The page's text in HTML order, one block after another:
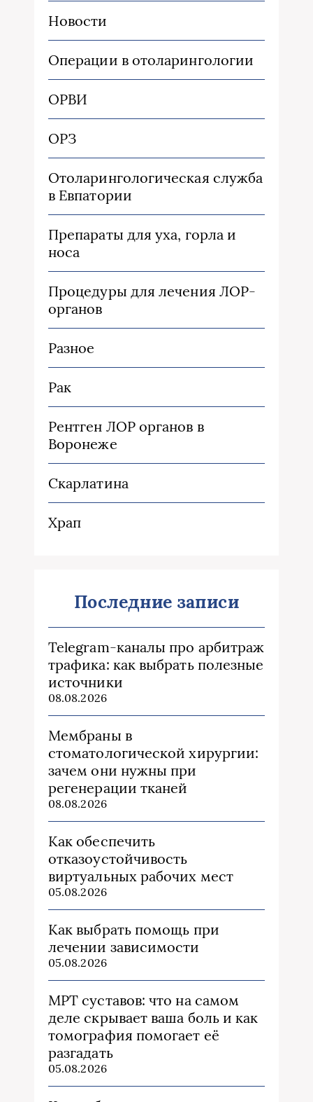
Новости
Операции в отоларингологии
ОРВИ
ОРЗ
Отоларингологическая служба
в Евпатории
Препараты для уха, горла и
носа
Процедуры для лечения ЛОР-
органов
Разное
Рак
Рентген ЛОР органов в
Воронеже
Скарлатина
Храп
Последние записи
Telegram-каналы про арбитраж
трафика: как выбрать полезные
источники
08.08.2026
Мембраны в
стоматологической хирургии:
зачем они нужны при
регенерации тканей
08.08.2026
Как обеспечить
отказоустойчивость
виртуальных рабочих мест
05.08.2026
Как выбрать помощь при
лечении зависимости
05.08.2026
МРТ суставов: что на самом
деле скрывает ваша боль и как
томография помогает её
разгадать
05.08.2026